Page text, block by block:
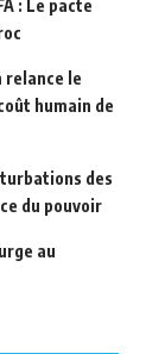
: Le pacte
relance le
humain de
des
du pouvoir
au